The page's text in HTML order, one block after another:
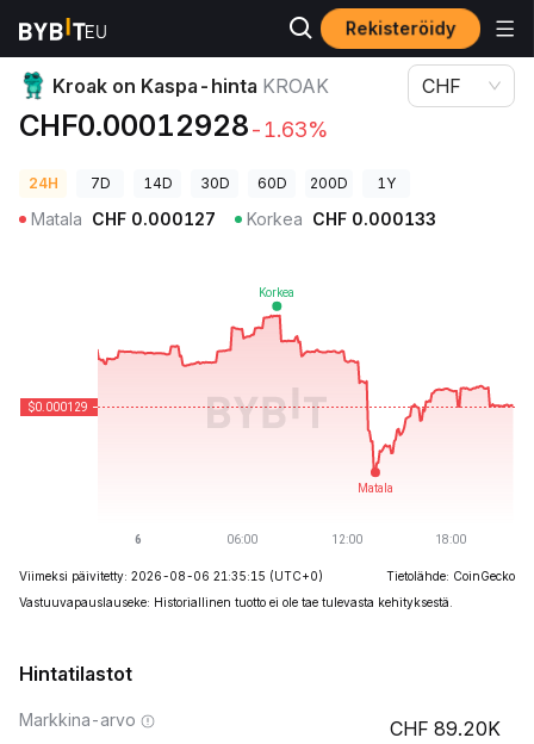
Rekisteröidy
Kryptohinnat Kroak on Kaspa-hinta KROAK
Kroak on Kaspa-hinta KROAK
CHF0.00012928-1.63%
CHF
24H 7D 14D 30D 60D 200D 1Y
Matala CHF 0.000127 Korkea CHF 0.000133
Viimeksi päivitetty: 2026-08-06 21:35:15 (UTC+0)
Tietolähde: CoinGecko
Vastuuvapauslauseke: Historiallinen tuotto ei ole tae tulevasta kehityksestä.
Hintatilastot
Markkina-arvo 89.20K